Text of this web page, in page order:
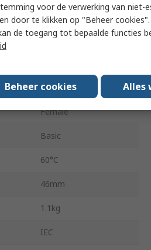
Aluminium Alloy
Air Cushion
5°C
Female
Basic
60°C
46mm
1.1kg
IEC
voor de verwerking van niet-
door te klikken op "Beheer
de toegang tot bepaalde functies
Beheer cookies Alles